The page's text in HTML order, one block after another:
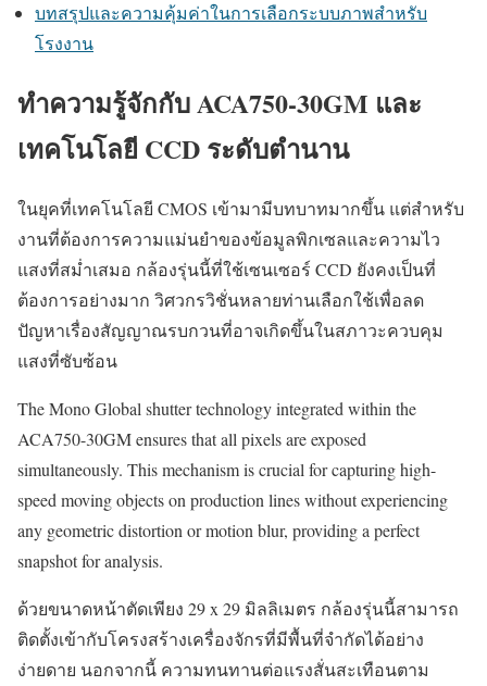
บทสรุปและความคุ้มค่าในการเลือกระบบภาพสำหรับ
โรงงาน
ทำความรู้จักกับ ACA750-30GM และ
เทคโนโลยี CCD ระดับตำนาน
ในยุคที่เทคโนโลยี CMOS เข้ามามีบทบาทมากขึ้น แต่สำหรับ
งานที่ต้องการความแม่นยำของข้อมูลพิกเซลและความไว
แสงที่สม่ำเสมอ กล้องรุ่นนี้ที่ใช้เซนเซอร์ CCD ยังคงเป็นที่
ต้องการอย่างมาก วิศวกรวิชั่นหลายท่านเลือกใช้เพื่อลด
ปัญหาเรื่องสัญญาณรบกวนที่อาจเกิดขึ้นในสภาวะควบคุม
แสงที่ซับซ้อน
The Mono Global shutter technology integrated within the
ACA750-30GM ensures that all pixels are exposed
simultaneously. This mechanism is crucial for capturing high-
speed moving objects on production lines without experiencing
any geometric distortion or motion blur, providing a perfect
snapshot for analysis.
ด้วยขนาดหน้าตัดเพียง 29 x 29 มิลลิเมตร กล้องรุ่นนี้สามารถ
ติดตั้งเข้ากับโครงสร้างเครื่องจักรที่มีพื้นที่จำกัดได้อย่าง
ง่ายดาย นอกจากนี้ ความทนทานต่อแรงสั่นสะเทือนตาม